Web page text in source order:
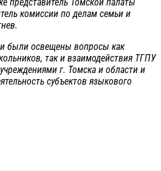
комиссии по делам семьи и
были освещены вопросы как
так и взаимодействия ТГПУ
г. Томска и области и
субъектов языкового